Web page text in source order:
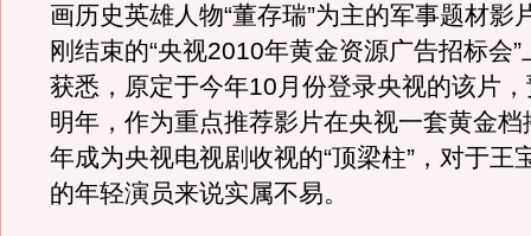
画历史英雄人物“董存瑞”为主的军事题材影
刚结束的“央视2010年黄金资源广告招标会
获悉，原定于今年10月份登录央视的该片
明年，作为重点推荐影片在央视一套黄金档
年成为央视电视剧收视的“顶梁柱”，对于王
的年轻演员来说实属不易。